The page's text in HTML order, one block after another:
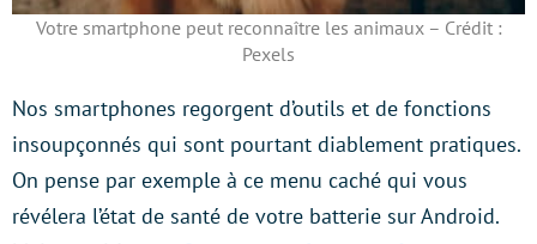
Votre smartphone peut reconnaître les animaux – Crédit :
Pexels
Nos smartphones regorgent d’outils et de fonctions
insoupçonnés qui sont pourtant diablement pratiques.
On pense par exemple à ce menu caché qui vous
révélera l’état de santé de votre batterie sur Android.